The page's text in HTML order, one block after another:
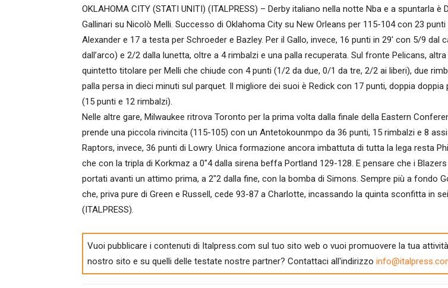
OKLAHOMA CITY (STATI UNITI) (ITALPRESS) – Derby italiano nella notte Nba e a spuntarla è
Gallinari su Nicolò Melli. Successo di Oklahoma City su New Orleans per 115-104 con 23 punti
Alexander e 17 a testa per Schroeder e Bazley. Per il Gallo, invece, 16 punti in 29′ con 5/9 dal
dall’arco) e 2/2 dalla lunetta, oltre a 4 rimbalzi e una palla recuperata. Sul fronte Pelicans,
quintetto titolare per Melli che chiude con 4 punti (1/2 da due, 0/1 da tre, 2/2 ai liberi), due
palla persa in dieci minuti sul parquet. Il migliore dei suoi è Redick con 17 punti, doppia doppia
(15 punti e 12 rimbalzi).
Nelle altre gare, Milwaukee ritrova Toronto per la prima volta dalla finale della Eastern
prende una piccola rivincita (115-105) con un Antetokounmpo da 36 punti, 15 rimbalzi e 8
Raptors, invece, 36 punti di Lowry. Unica formazione ancora imbattuta di tutta la lega resta
che con la tripla di Korkmaz a 0″4 dalla sirena beffa Portland 129-128. E pensare che i
portati avanti un attimo prima, a 2″2 dalla fine, con la bomba di Simons. Sempre più a fondo
che, priva pure di Green e Russell, cede 93-87 a Charlotte, incassando la quinta sconfitta in
(ITALPRESS).
Vuoi pubblicare i contenuti di Italpress.com sul tuo sito web o vuoi promuovere la tua
nostro sito e su quelli delle testate nostre partner? Contattaci all'indirizzo